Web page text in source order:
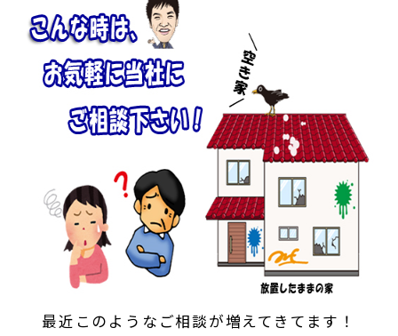
最近このようなご相談が増えてきてます！